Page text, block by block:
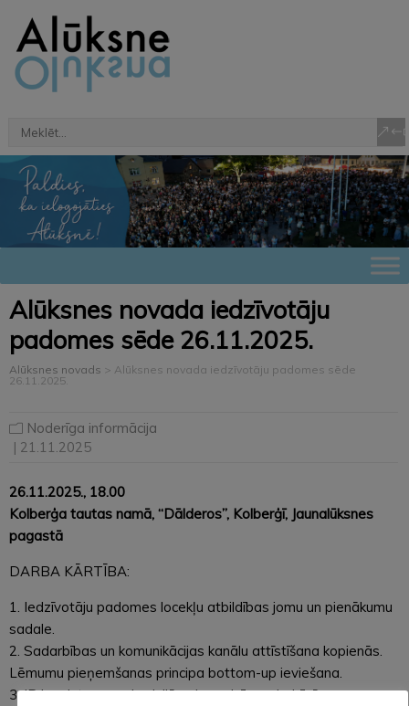
Alūksnes novada iedzīvotāju
padomes sēde 26.11.2025.
Alūksnes novads > Alūksnes novada iedzīvotāju padomes sēde
26.11.2025.
Noderīga informācija
| 21.11.2025
26.11.2025., 18.00
Kolberģa tautas namā, “Dālderos”, Kolberģī, Jaunalūksnes
pagastā
DARBA KĀRTĪBA:
1. Iedzīvotāju padomes locekļu atbildības jomu un pienākumu
sadale.
2. Sadarbības un komunikācijas kanālu attīstīšana kopienās.
Lēmumu pieņemšanas principa bottom-up ieviešana.
3. IP iesaiste novada civilās aizsardzības darbībā.